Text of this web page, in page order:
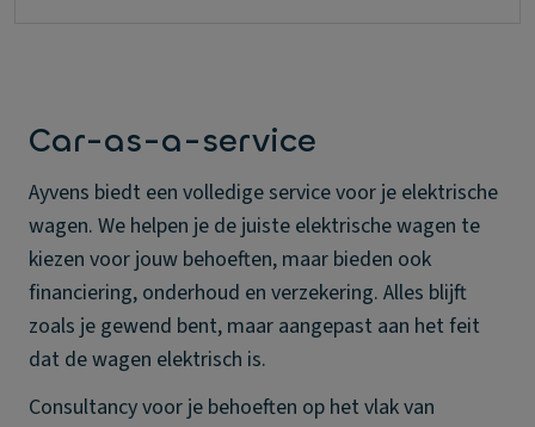
Car-as-a-service
Ayvens biedt een volledige service voor je elektrische
wagen. We helpen je de juiste elektrische wagen te
kiezen voor jouw behoeften, maar bieden ook
financiering, onderhoud en verzekering. Alles blijft
zoals je gewend bent, maar aangepast aan het feit
dat de wagen elektrisch is.
Consultancy voor je behoeften op het vlak van